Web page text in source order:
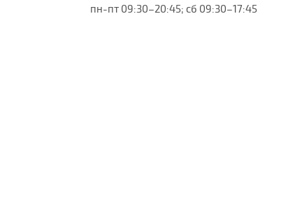
пн-пт 09:30–20:45; сб 09:30–17:45